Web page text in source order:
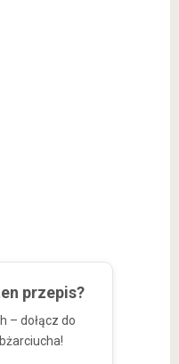
przepis?
– dołącz do